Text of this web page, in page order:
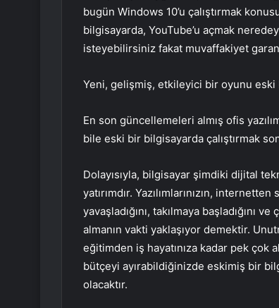
bugün Windows 10’u çalıştırmak
bilgisayarda, YouTube’u açmak
isteyebilirsiniz fakat muvaffakiyet
Yeni, gelişmiş, etkileyici bir oyunu eski
En son güncellemeleri almış ofis
bile eski bir bilgisayarda çalıştırmak
Dolayısıyla, bilgisayar şimdiki dijital
yatırımdır. Yazılımlarınızın,
yavaşladığını, takılmaya başladığını
almanın vakti yaklaşıyor demektir.
eğitimden iş hayatınıza kadar pek çok
bütçeyi ayırabildiğinizde eskimiş bir
olacaktır.